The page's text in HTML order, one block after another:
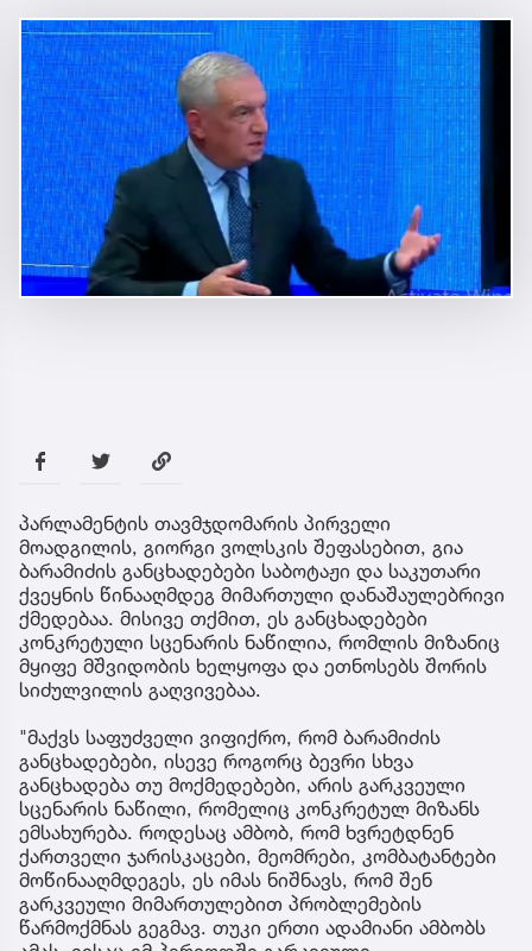
პარლამენტის თავმჯდომარის პირველი
მოადგილის, გიორგი ვოლსკის შეფასებით, გია
ბარამიძის განცხადებები საბოტაჟი და საკუთარი
ქვეყნის წინააღმდეგ მიმართული დანაშაულებრივი
ქმედებაა. მისივე თქმით, ეს განცხადებები
კონკრეტული სცენარის ნაწილია, რომლის მიზანიც
მყიფე მშვიდობის ხელყოფა და ეთნოსებს შორის
სიძულვილის გაღვივებაა.
"მაქვს საფუძველი ვიფიქრო, რომ ბარამიძის
განცხადებები, ისევე როგორც ბევრი სხვა
განცხადება თუ მოქმედებები, არის გარკვეული
სცენარის ნაწილი, რომელიც კონკრეტულ მიზანს
ემსახურება. როდესაც ამბობ, რომ ხვრეტდნენ
ქართველი ჯარისკაცები, მეომრები, კომბატანტები
მოწინააღმდეგეს, ეს იმას ნიშნავს, რომ შენ
გარკვეული მიმართულებით პრობლემების
წარმოქმნას გეგმავ. თუკი ერთი ადამიანი ამბობს